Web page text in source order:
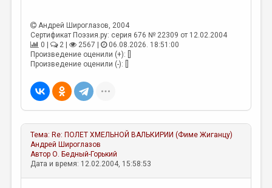
Андрей Широглазов, 2004
Сертификат Поэзия.ру: серия 676 № 22309 от 12.02.2004
0 |
2 | 2567 |
06.08.2026. 18:51:00
Произведение оценили (+): []
Произведение оценили (-): []
Тема: Re: ПОЛЕТ ХМЕЛЬНОЙ ВАЛЬКИРИИ (Фиме Жиганцу)
Андрей Широглазов
АвторО. Бедный-Горький
Дата и время: 12.02.2004, 15:58:53